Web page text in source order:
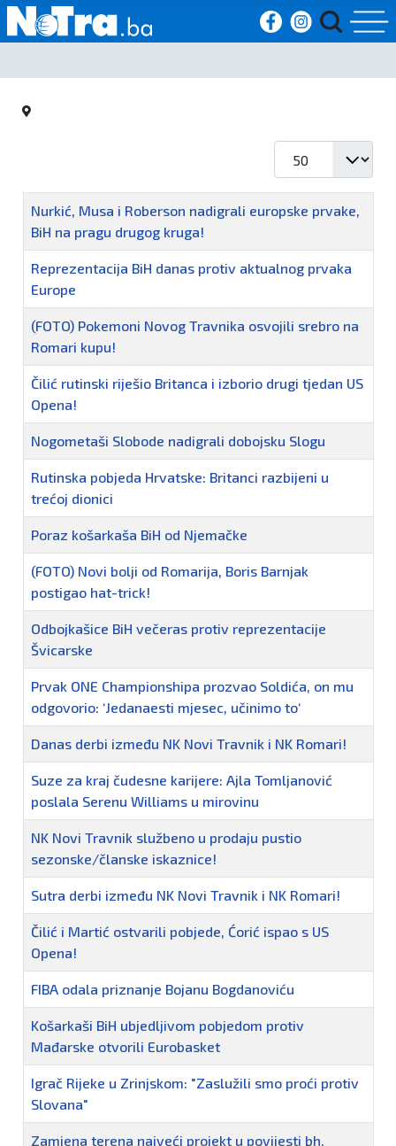
Početna
Vijesti
Kultura
Crna
kronika
Politika
Zanimljivosti
Naziv
Nurkić, Musa i Roberson nadigrali europske prvake,
BiH na pragu drugog kruga!
Reprezentacija BiH danas protiv aktualnog prvaka
Europe
(FOTO) Pokemoni Novog Travnika osvojili srebro na
Romari kupu!
Čilić rutinski riješio Britanca i izborio drugi tjedan US
Opena!
Nogometaši Slobode nadigrali dobojsku Slogu
Rutinska pobjeda Hrvatske: Britanci razbijeni u
trećoj dionici
Poraz košarkaša BiH od Njemačke
(FOTO) Novi bolji od Romarija, Boris Barnjak
postigao hat-trick!
Odbojkašice BiH večeras protiv reprezentacije
Švicarske
Prvak ONE Championshipa prozvao Soldića, on mu
odgovorio: ‘Jedanaesti mjesec, učinimo to‘
Danas derbi između NK Novi Travnik i NK Romari!
Suze za kraj čudesne karijere: Ajla Tomljanović
poslala Serenu Williams u mirovinu
NK Novi Travnik službeno u prodaju pustio
sezonske/članske iskaznice!
Sutra derbi između NK Novi Travnik i NK Romari!
Čilić i Martić ostvarili pobjede, Ćorić ispao s US
Opena!
FIBA odala priznanje Bojanu Bogdanoviću
Košarkaši BiH ubjedljivom pobjedom protiv
Mađarske otvorili Eurobasket
Igrač Rijeke u Zrinjskom: "Zaslužili smo proći protiv
Slovana"
Zamjena terena najveći projekt u povijesti bh.